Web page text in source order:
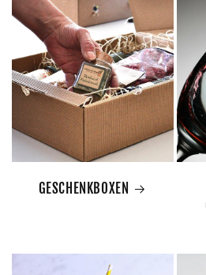
GESCHENKBOXEN